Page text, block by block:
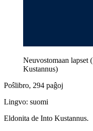
Neuvostomaan lapset
Kustannus)
Poŝlibro, 294 paĝoj
Lingvo: suomi
Eldonita de Into Kustannus.